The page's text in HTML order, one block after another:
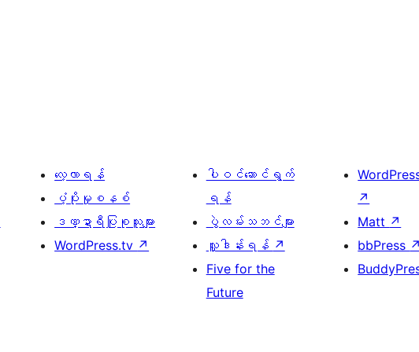
လေ့လာရန်
ပံ့ပိုးမှုစနစ်
ဒဏ္ဍာရီပြုစုသူများ
WordPress.tv ↗
ပါဝင်ဆောင်ရွက်
ရန်
ပွဲလမ်းသဘင်များ
လှူဒါန်းရန် ↗
Five for the
Future
↗
Matt ↗
bbPress ↗